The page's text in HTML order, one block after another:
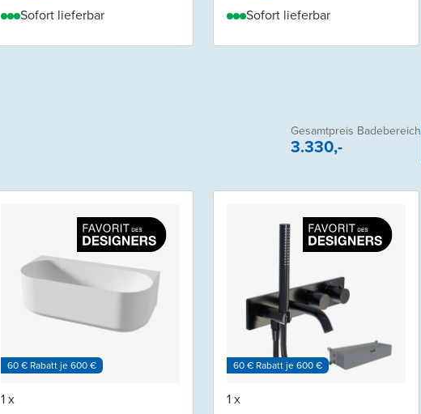
Sofort lieferbar Sofort lieferbar
Gesamtpreis Badebereich
3.330,-
60 € Rabatt je 600 €
1 x
60 € Rabatt je 600 €
1 x